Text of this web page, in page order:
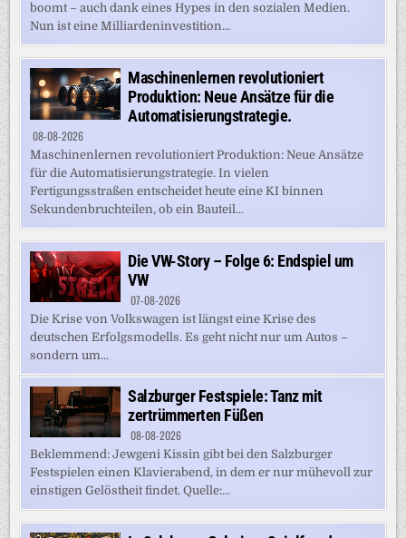
boomt – auch dank eines Hypes in den sozialen Medien.
Nun ist eine Milliardeninvestition...
Maschinenlernen revolutioniert
Produktion: Neue Ansätze für die
Automatisierungstrategie.
08-08-2026
Maschinenlernen revolutioniert Produktion: Neue Ansätze
für die Automatisierungstrategie. In vielen
Fertigungsstraßen entscheidet heute eine KI binnen
Sekundenbruchteilen, ob ein Bauteil...
Die VW-Story – Folge 6: Endspiel um
VW
07-08-2026
Die Krise von Volkswagen ist längst eine Krise des
deutschen Erfolgsmodells. Es geht nicht nur um Autos –
sondern um...
Salzburger Festspiele: Tanz mit
zertrümmerten Füßen
08-08-2026
Beklemmend: Jewgeni Kissin gibt bei den Salzburger
Festspielen einen Klavierabend, in dem er nur mühevoll zur
einstigen Gelöstheit findet. Quelle:...